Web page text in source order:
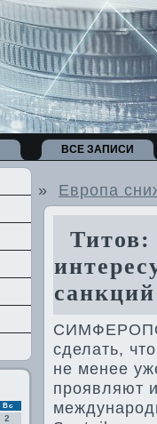
ВСЕ ЗАПИСИ
Вс
2
» Европа
Титов:
санкций
сделать,
не менее
проявляют